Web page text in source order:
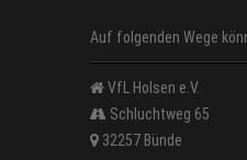
Auf folgenden Wege
VfL Holsen e.V.
Schluchtweg 65
32257 Bünde